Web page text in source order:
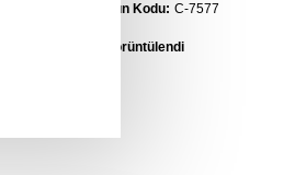
Ürün Kodu: C-7577
456 kez görüntülendi